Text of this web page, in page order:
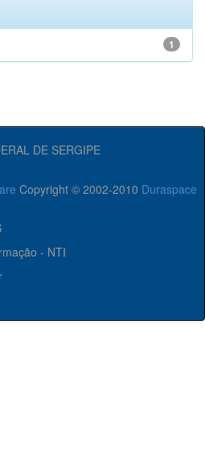
1
DE SERGIPE
Copyright © 2002-2010 Duraspace
- NTI